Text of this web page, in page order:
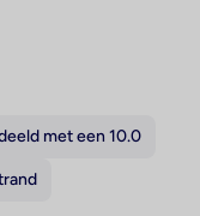
met een 10.0